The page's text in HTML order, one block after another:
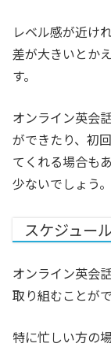
レベル感が近け
差が大きいとか
す。
オンライン英会
ができたり、初
てくれる場合も
少ないでしょう。
スケジュー
オンライン英会
取り組むことがで
特に忙しい方の